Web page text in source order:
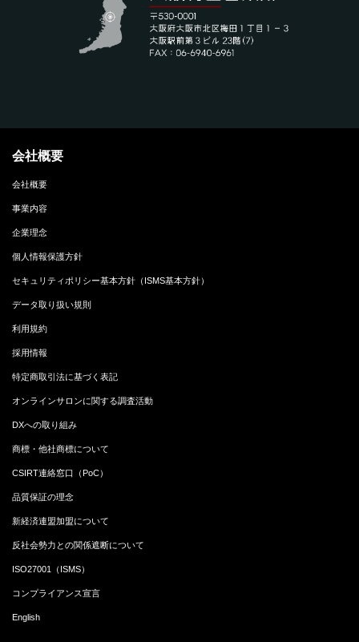
会社概要
会社概要
事業内容
企業理念
個人情報保護方針
セキュリティポリシー基本方針（ISMS基本方針）
データ取り扱い規則
利用規約
採用情報
特定商取引法に基づく表記
オンラインサロンに関する調査活動
DXへの取り組み
商標・他社商標について
CSIRT連絡窓口（PoC）
品質保証の理念
新経済連盟加盟について
反社会勢力との関係遮断について
ISO27001（ISMS）
コンプライアンス宣言
English